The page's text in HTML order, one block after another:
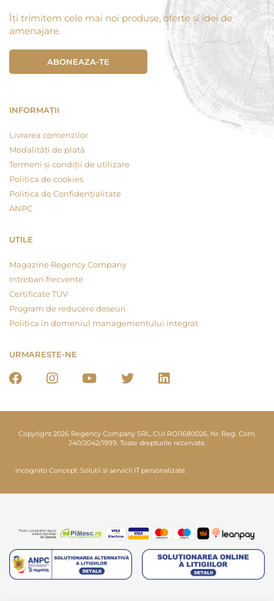
Îți trimitem cele mai noi produse, oferte și idei de
amenajare.
ABONEAZA-TE
INFORMAȚII
Livrarea comenzilor
Modalități de plată
Termeni și condiții de utilizare
Politica de cookies
Politica de Confidențialitate
ANPC
UTILE
Magazine Regency Company
Intrebari frecvente
Certificate TUV
Program de reducere deseuri
Politica in domeniul managementului integrat
URMARESTE-NE
Copyright 2026 Regency Company SRL, CUI RO11680026, Nr. Reg. Com.
J40/2042/1999. Toate drepturile rezervate.
Incognito Concept. Solutii si servicii IT personalizate.